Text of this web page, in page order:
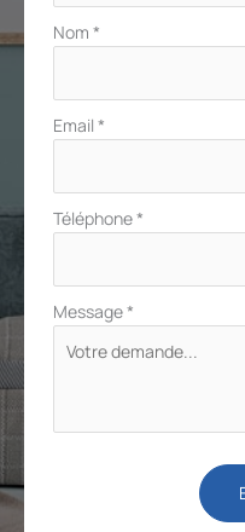
Nom *
Email *
Téléphone*
Message*